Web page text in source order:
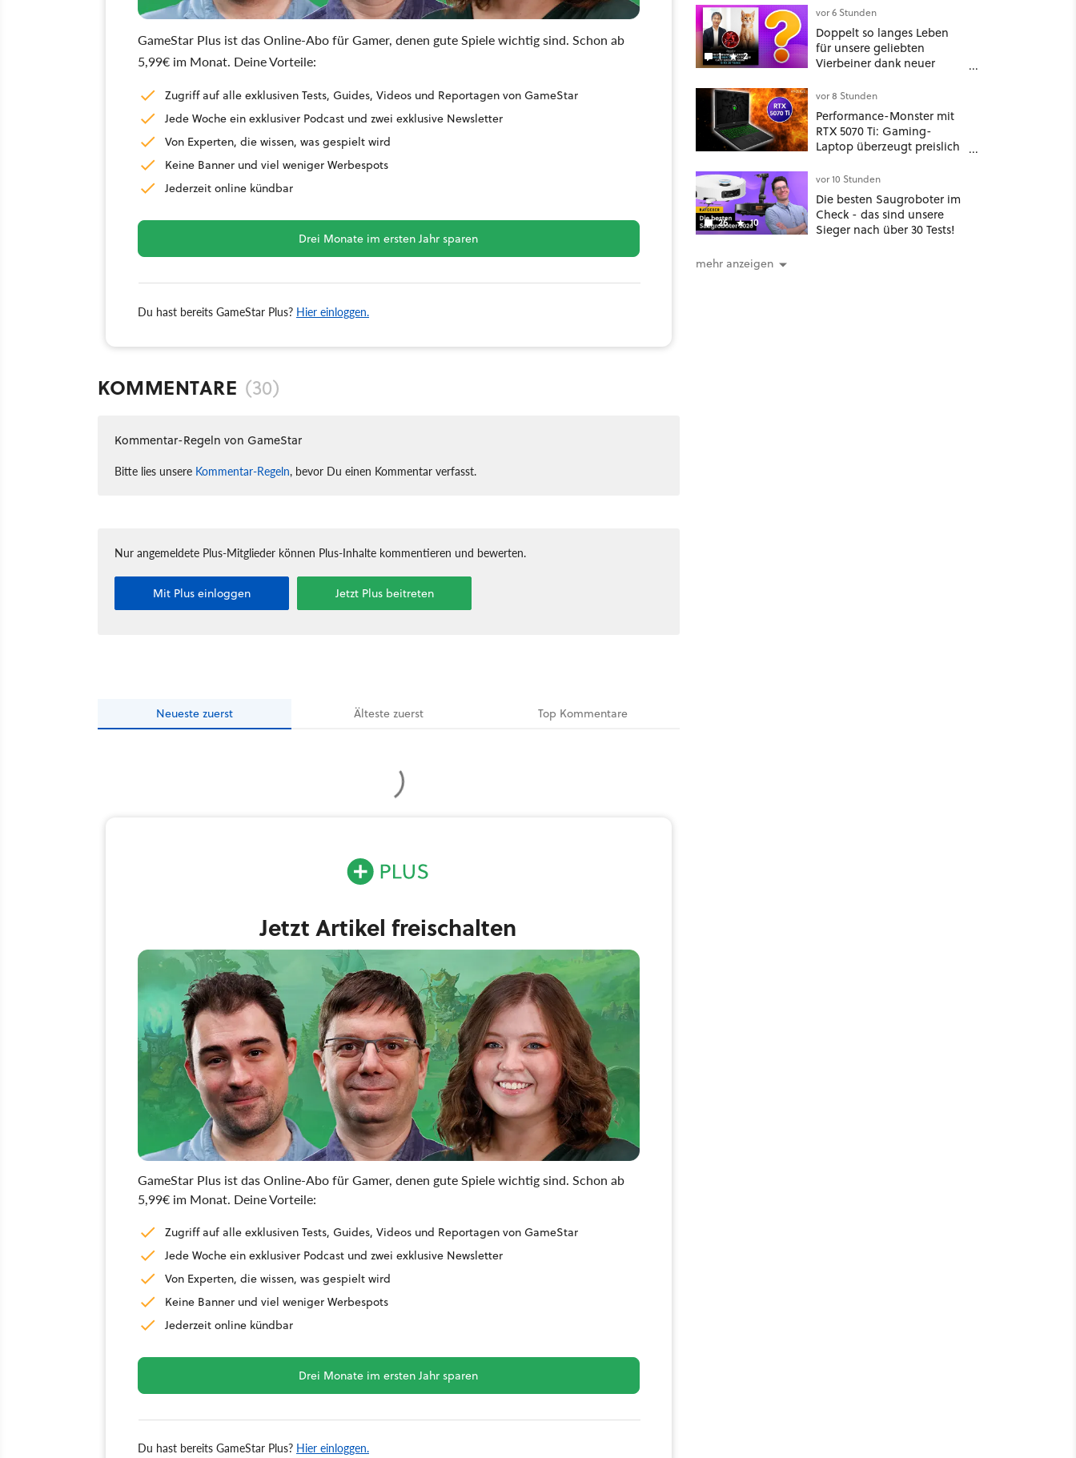
GameStar Plus ist das Online-Abo für Gamer, denen gute Spiele wichtig sind. Schon ab
5,99€ im Monat. Deine Vorteile:
Zugriff auf alle exklusiven Tests, Guides, Videos und Reportagen von GameStar
Jede Woche ein exklusiver Podcast und zwei exklusive Newsletter
Von Experten, die wissen, was gespielt wird
Keine Banner und viel weniger Werbespots
Jederzeit online kündbar
Drei Monate im ersten Jahr sparen
Du hast bereits GameStar Plus? Hier einloggen.
KOMMENTARE (30)
Kommentar-Regeln von GameStar
Bitte lies unsere Kommentar-Regeln, bevor Du einen Kommentar verfasst.
Nur angemeldete Plus-Mitglieder können Plus-Inhalte kommentieren und bewerten.
Mit Plus einloggen Jetzt Plus beitreten
Neueste zuerst Ältestezuerst Top Kommentare
Jetzt Artikel freischalten
GameStar Plus ist das Online-Abo für Gamer, denen gute Spiele wichtig sind. Schon ab
5,99€ im Monat. Deine Vorteile:
Zugriff auf alle exklusiven Tests, Guides, Videos und Reportagen von GameStar
Jede Woche ein exklusiver Podcast und zwei exklusive Newsletter
Von Experten, die wissen, was gespielt wird
Keine Banner und viel weniger Werbespots
Jederzeit online kündbar
Drei Monate im ersten Jahr sparen
Du hast bereits GameStar Plus? Hier einloggen.
drängendsten Problemen
widmen
1 2
vor 6 Stunden
Doppelt so langes Leben
für unsere geliebten
Vierbeiner dank neuer
Japan: Der Blick auf über
1.200 Kommentare zeigt,
dass es nicht so einfach ist
vor 8 Stunden
Performance-Monster mit
RTX 5070 Ti: Gaming-
Laptop überzeugt preislich
26 10
vor 10 Stunden
Die besten Saugroboter im
Check - das sind unsere
Sieger nach über 30 Tests!
mehr anzeigen